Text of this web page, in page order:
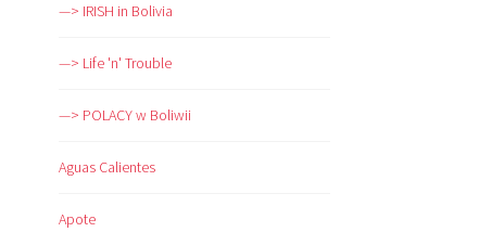
—> IRISH in Bolivia
—> Life 'n' Trouble
—> POLACY w Boliwii
Aguas Calientes
Apote